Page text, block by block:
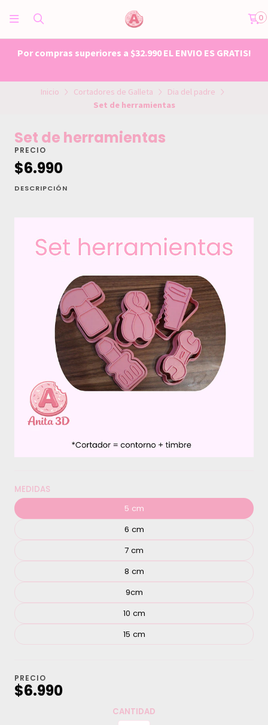
0
Por compras superiores a $32.990 EL ENVIO ES GRATIS!
Inicio Cortadores de Galleta
Dia del padre
Set de herramientas
Set de herramientas
PRECIO
$6.990
DESCRIPCIÓN
MEDIDAS
5 cm
6 cm
7 cm
8 cm
9cm
10 cm
15 cm
PRECIO
$6.990
CANTIDAD